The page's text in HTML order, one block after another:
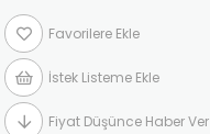
Favorilere Ekle
İstek Listeme Ekle
Fiyat Düşünce Haber Ver